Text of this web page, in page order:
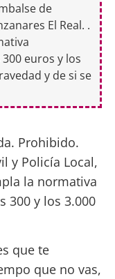
de
El Real. .
euros y los
y de si se
Prohibido.
y Policía Local,
la normativa
300 y los 3.000
que te
que no vas,